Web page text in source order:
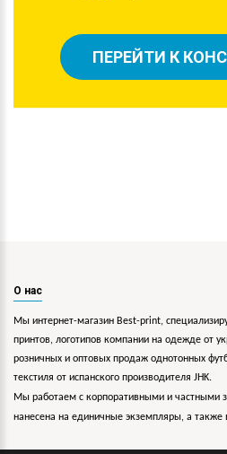
ПЕРЕЙТИ К
О нас
Мы интернет-магазин Best-print,
принтов, логотипов компании на одежде от
розничных и оптовых продаж однотонных
текстиля от испанского производителя JHK.
Мы работаем с корпоративными и частными
нанесена на единичные экземпляры, а также